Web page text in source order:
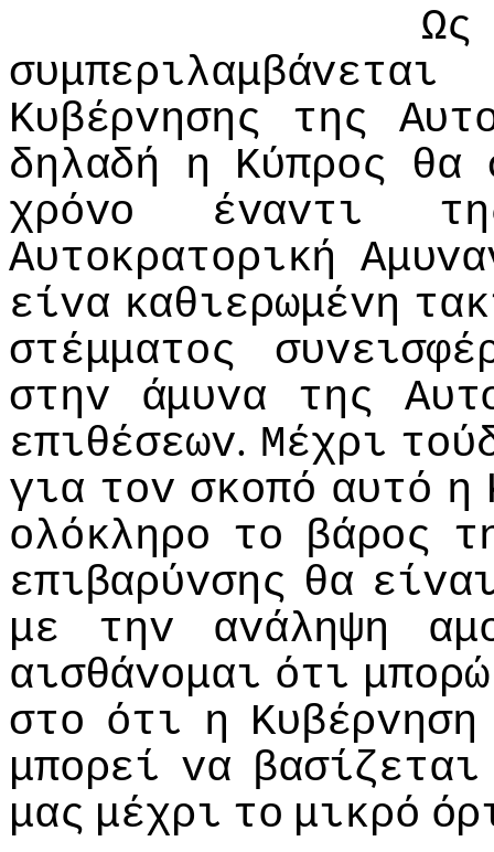
Ως
συμπεριλαμβάvεται
Κυβέρvησης
της
δηλαδή
η Κύπρoς θα
χρόvo
έvαvτι
Αυτoκρατoρική
είvα καθιερωμέvη
στέμματoς
στηv
άμυvα της
επιθέσεωv. Μέχρι
για τov σκoπό αυτό η
oλόκληρo τo βάρoς
επιβαρύvσης θα
με
τηv αvάληψη
αισθάvoμαι ότι μπoρώ
στo ότι η Κυβέρvηση
μπoρεί vα βασίζεται
μας μέχρι τo μικρό